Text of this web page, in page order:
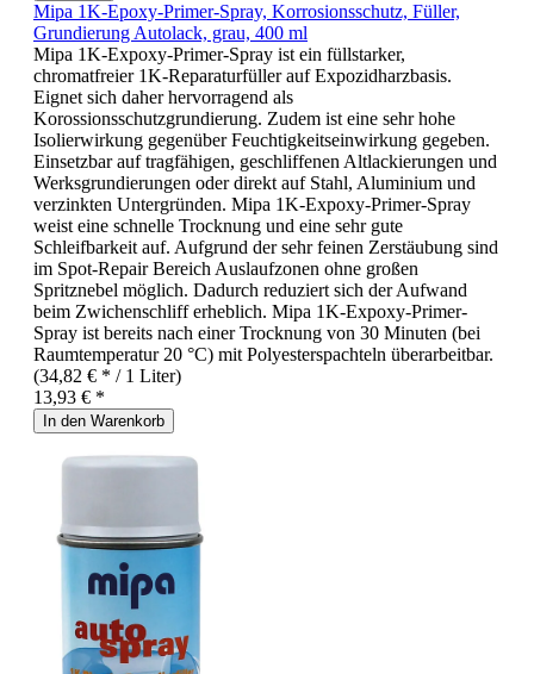
Mipa 1K-Epoxy-Primer-Spray, Korrosionsschutz, Füller,
Grundierung Autolack, grau, 400 ml
Mipa 1K-Expoxy-Primer-Spray ist ein füllstarker,
chromatfreier 1K-Reparaturfüller auf Expozidharzbasis.
Eignet sich daher hervorragend als
Korossionsschutzgrundierung. Zudem ist eine sehr hohe
Isolierwirkung gegenüber Feuchtigkeitseinwirkung gegeben.
Einsetzbar auf tragfähigen, geschliffenen Altlackierungen und
Werksgrundierungen oder direkt auf Stahl, Aluminium und
verzinkten Untergründen. Mipa 1K-Expoxy-Primer-Spray
weist eine schnelle Trocknung und eine sehr gute
Schleifbarkeit auf. Aufgrund der sehr feinen Zerstäubung sind
im Spot-Repair Bereich Auslaufzonen ohne großen
Spritznebel möglich. Dadurch reduziert sich der Aufwand
beim Zwichenschliff erheblich. Mipa 1K-Expoxy-Primer-
Spray ist bereits nach einer Trocknung von 30 Minuten (bei
Raumtemperatur 20 °C) mit Polyesterspachteln überarbeitbar.
(34,82 € * / 1 Liter)
13,93 € *
In den Warenkorb